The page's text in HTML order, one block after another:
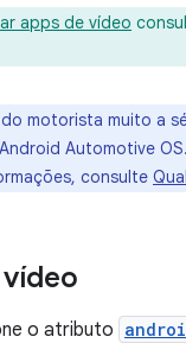
apps de vídeo
motorista muito a
Automotive
consulte
o atributo